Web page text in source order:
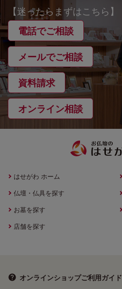
【迷ったらまずはこちら】
電話でご相談
メールでご相談
資料請求
オンライン相談
はせがわ ホーム
仏壇・仏具を探す
お墓を探す
店舗を探す
オンラインショップご利用ガイド